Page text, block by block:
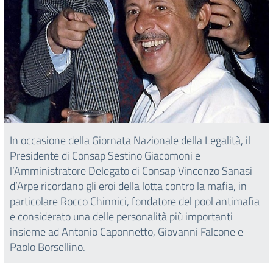
In occasione della Giornata Nazionale della Legalità, il
Presidente di Consap Sestino Giacomoni e
l’Amministratore Delegato di Consap Vincenzo Sanasi
d’Arpe ricordano gli eroi della lotta contro la mafia, in
particolare Rocco Chinnici, fondatore del pool antimafia
e considerato una delle personalità più importanti
insieme ad Antonio Caponnetto, Giovanni Falcone e
Paolo Borsellino.